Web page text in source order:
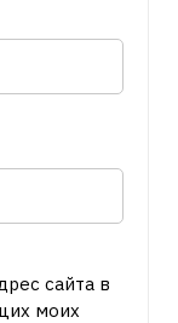
сайта в
моих